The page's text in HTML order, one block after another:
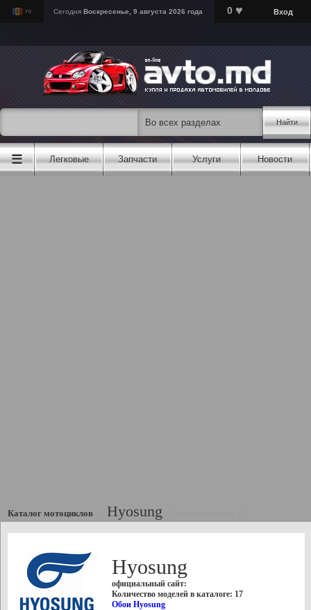
Сегодня Воскресенье, 9 августа 2026 года 0 ♥ Вход
Найти
☰ Легковые Запчасти Услуги Новости
Каталог мотоциклов Hyosung
Hyosung
официальный сайт:
Количество моделей в каталоге: 17
Обои Hyosung